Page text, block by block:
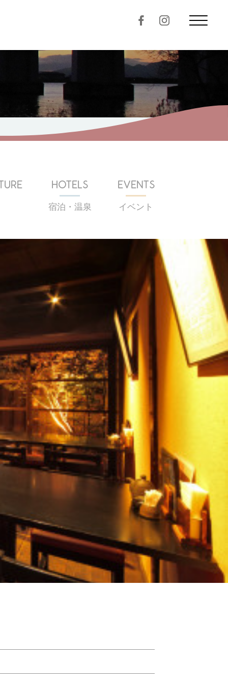
HOTELS
宿泊・温泉
EVENTS
イベント